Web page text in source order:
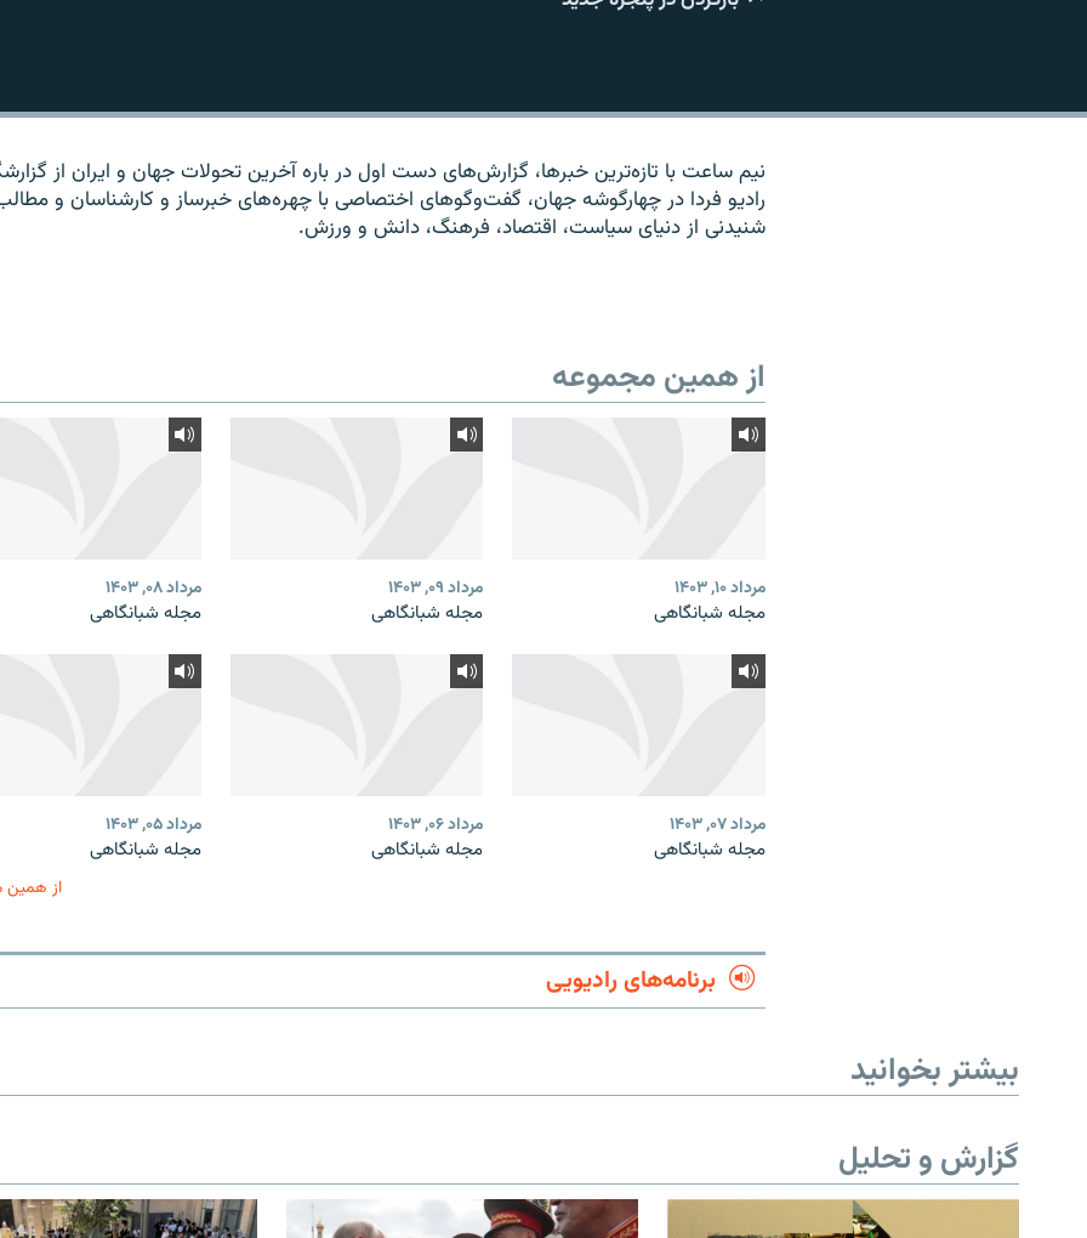
نیم ساعت با تازه‌ترین خبرها، گزارش‌های دست اول در باره آخرین تحولات جهان و ایران از
رادیو فردا در چهارگوشه جهان، گفت‌وگوهای اختصاصی با چهره‌های خبرساز و کارشناسان و
شنیدنی از دنیای سیاست، اقتصاد، فرهنگ، دانش و ورزش.
از همین مجموعه
مرداد ۱۰, ۱۴۰۳
مجله شبانگاهی
مرداد ۰۹, ۱۴۰۳
مجله شبانگاهی
مرداد ۰۸, ۱۴۰۳
مجله شبانگاهی
مرداد ۰۷, ۱۴۰۳
مجله شبانگاهی
مرداد ۰۶, ۱۴۰۳
مجله شبانگاهی
مرداد ۰۵, ۱۴۰۳
مجله شبانگاهی
از همین
برنامه‌های رادیویی
بیشتر بخوانید
گزارش و تحلیل